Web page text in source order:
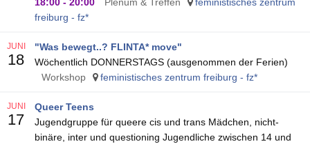
freiburg - fz*
"Was bewegt..? FLINTA* move"
Wöchentlich DONNERSTAGS (ausgenommen der Ferien)
Workshop
feministisches zentrum freiburg - fz*
JUNI
18
Queer Teens
Jugendgruppe für queere cis und trans Mädchen, nicht-
binäre, inter und questioning Jugendliche zwischen 14 und
JUNI
17